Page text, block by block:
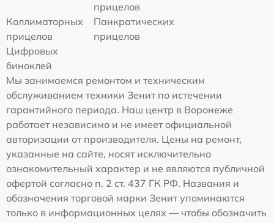
прицелов
Коллиматорных
прицелов
Панкратических
прицелов
Цифровых
биноклей
Мы занимаемся ремонтом и техническим
обслуживанием техники Зенит по истечении
гарантийного периода. Наш центр в Воронеже
работает независимо и не имеет официальной
авторизации от производителя. Цены на ремонт,
указанные на сайте, носят исключительно
ознакомительный характер и не являются публичной
офертой согласно п. 2 ст. 437 ГК РФ. Названия и
обозначения торговой марки Зенит упоминаются
только в информационных целях — чтобы обозначить